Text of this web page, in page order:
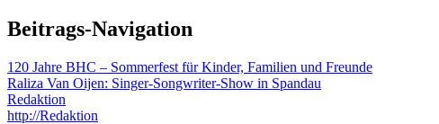
Beitrags-Navigation
120 Jahre BHC – Sommerfest für Kinder, Familien und Freunde
Raliza Van Oijen: Singer-Songwriter-Show in Spandau
Redaktion
http://Redaktion